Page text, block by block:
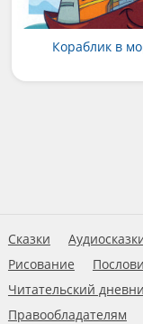
Кораблик в
Сказки
Рисование
Читательский
Правообладателям